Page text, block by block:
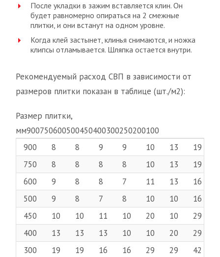
После укладки в зажим вставляется клин. Он
будет равномерно опираться на 2 смежные
плитки, и они встанут на одном уровне.
Когда клей застынет, клинья снимаются, и ножка
клипсы отламывается. Шляпка остается внутри.
Рекомендуемый расход СВП в зависимости от
размеров плитки показан в таблице (шт./м2):
Размер плитки,
мм900750600500450400300250200100
900
8 8 9 9 10 13 19
750
8 8 8 8 10 13 19
600
9 8 8 7 11 13 16
500
9 8 7 8 10 10 16
450
10 10 11 10 20 10 29
400
13 13 13 10 10 20 29
300
19 19 16 16 29 29 42